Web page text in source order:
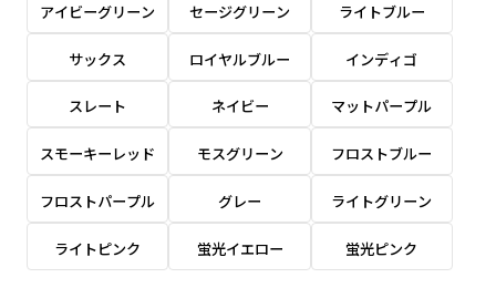
アイビーグリーン セージグリーン ライトブルー
サックス ロイヤルブルー インディゴ
スレート ネイビー マットパープル
スモーキーレッド モスグリーン フロストブルー
フロストパープル グレー ライトグリーン
ライトピンク 蛍光イエロー 蛍光ピンク
文字だけのぼり［ +1,298円 ］
ご購入時の案内に沿って、文字をご指定くだ
さい。
文字だけのぼり（要画像確認）［ +1,598円
］
弊社よりJPG画像をお送りします。ご確認のお
ロゴ有り名入れ［ +1,498円］
ご購入時の案内にそって、デザイン画のファ
ロゴ有り名入れ（要画像確認）［ +1,798
円］
弊社よりJPG画像をお送りします。ご確認のお
返事を頂いたあとに製作開始いたします。
コンパクト(45x150)
あまり一般的でないサイズですが最近、注文が増
えてきました。
コンビニさんなどで多いです。 お店の外観の邪魔
になりづらく、狭い範囲で沢山飾れます。
コンパクト(150x45)
あまり一般的でないサイズですが最近、注文が増
えてきました。
コンビニさんなどで多いです。 お店の外観の邪魔
になりづらく、狭い範囲で沢山飾れます。
タペストリー
加工
※パイプ紐付き
その他
※備考欄に要望をお書きください
Aバナー用チチ
（上2下2）